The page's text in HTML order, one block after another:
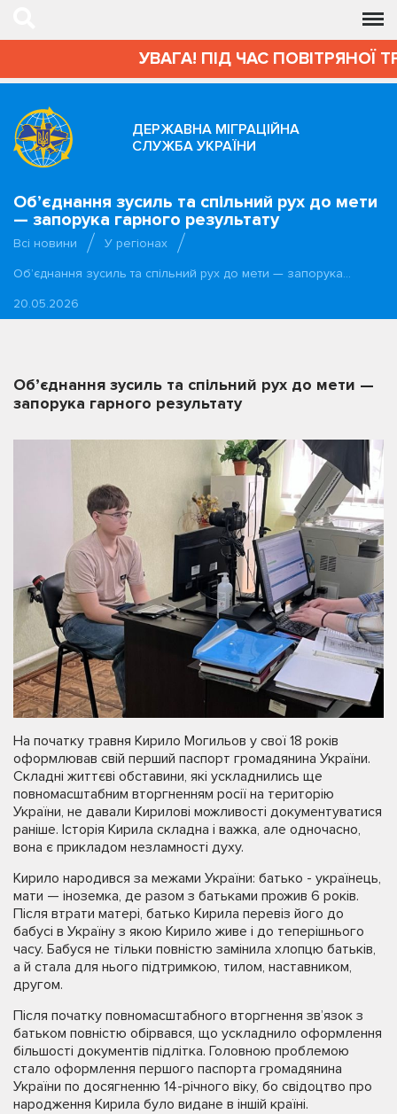
УВАГА! ПІД ЧАС ПОВІТРЯНОЇ
ДЕРЖАВНА МІГРАЦІЙНА
СЛУЖБА УКРАЇНИ
Об’єднання зусиль та спільний рух до мети
— запорука гарного результату
Всі новини
У регіонах
Об’єднання зусиль та спільний рух до мети — запорука…
20.05.2026
Об’єднання зусиль та спільний рух до мети —
запорука гарного результату
На початку травня Кирило Могильов у свої 18 років
оформлював свій перший паспорт громадянина України.
Складні життєві обставини, які ускладнились ще
повномасштабним вторгненням росії на територію
України, не давали Кирилові можливості документуватися
раніше. Історія Кирила складна і важка, але одночасно,
вона є прикладом незламності духу.
Кирило народився за межами України: батько - українець,
мати — іноземка, де разом з батьками прожив 6 років.
Після втрати матері, батько Кирила перевіз його до
бабусі в Україну з якою Кирило живе і до теперішнього
часу. Бабуся не тільки повністю замінила хлопцю батьків,
а й стала для нього підтримкою, тилом, наставником,
другом.
Після початку повномасштабного вторгнення зв’язок з
батьком повністю обірвався, що ускладнило оформлення
більшості документів підлітка. Головною проблемою
стало оформлення першого паспорта громадянина
України по досягненню 14-річного віку, бо свідоцтво про
народження Кирила було видане в іншій країні.